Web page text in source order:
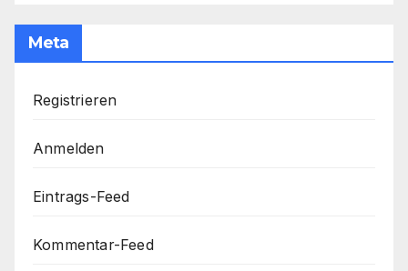
Meta
Registrieren
Anmelden
Eintrags-Feed
Kommentar-Feed